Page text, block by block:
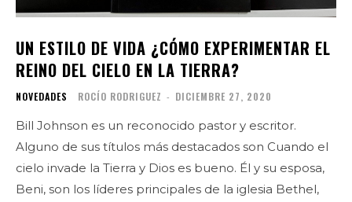
UN ESTILO DE VIDA ¿CÓMO EXPERIMENTAR EL
REINO DEL CIELO EN LA TIERRA?
NOVEDADES ROCÍO RODRIGUEZ - DICIEMBRE 27, 2020
Bill Johnson es un reconocido pastor y escritor.
Alguno de sus títulos más destacados son Cuando el
cielo invade la Tierra y Dios es bueno. Él y su esposa,
Beni, son los líderes principales de la iglesia Bethel,